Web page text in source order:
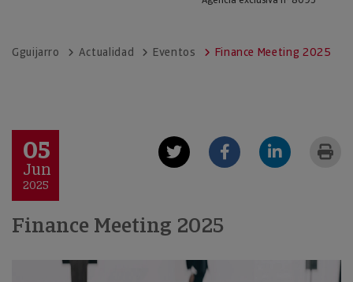
Gguijarro Actualidad Eventos Finance Meeting 2025
05
Jun
2025
Finance Meeting 2025